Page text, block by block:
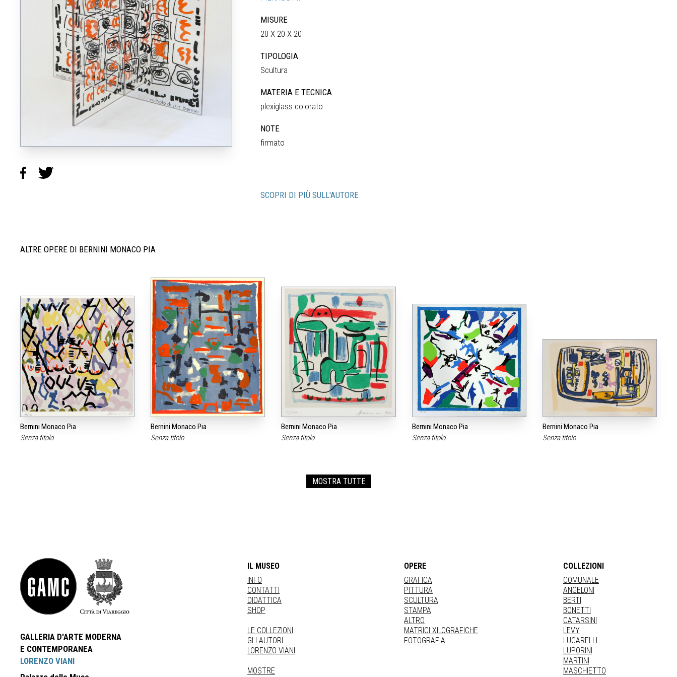
MISURE
20 X 20 X 20
TIPOLOGIA
Scultura
MATERIA E TECNICA
plexiglass colorato
NOTE
firmato
SCOPRI DI PIÙ SULL'AUTORE
ALTRE OPERE DI BERNINI MONACO PIA
Bernini Monaco Pia
Senza titolo
Bernini Monaco Pia
Senza titolo
Bernini Monaco Pia
Senza titolo
Bernini Monaco Pia
Senza titolo
Bernini Monaco Pia
Senza titolo
MOSTRA TUTTE
GALLERIA D'ARTE MODERNA
E CONTEMPORANEA
LORENZO VIANI
IL MUSEO
INFO
CONTATTI
DIDATTICA
SHOP
LE COLLEZIONI
GLI AUTORI
LORENZO VIANI
MOSTRE
OPERE
GRAFICA
PITTURA
SCULTURA
STAMPA
ALTRO
MATRICI XILOGRAFICHE
FOTOGRAFIA
COLLEZIONI
COMUNALE
ANGELONI
BERTI
BONETTI
CATARSINI
LEVY
LUCARELLI
LUPORINI
MARTINI
MASCHIETTO